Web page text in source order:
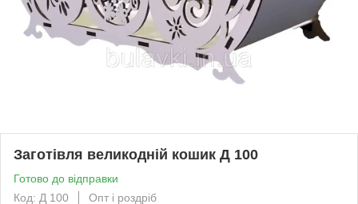
Заготівля великодній кошик Д 100
Готово до відправки
Код: Д 100
Опт і роздріб